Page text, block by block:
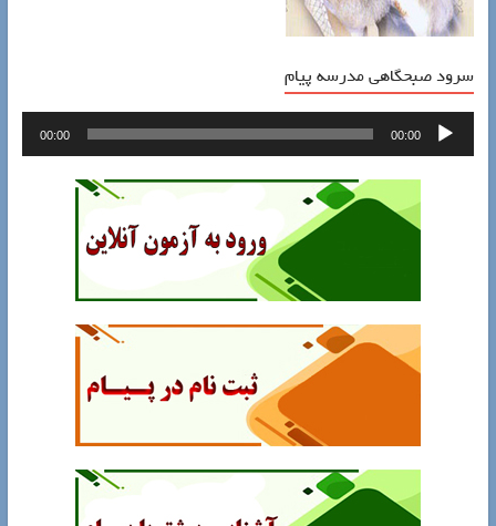
سرود صبحگاهی مدرسه پیام
پخش‌کننده
00:00
00:00